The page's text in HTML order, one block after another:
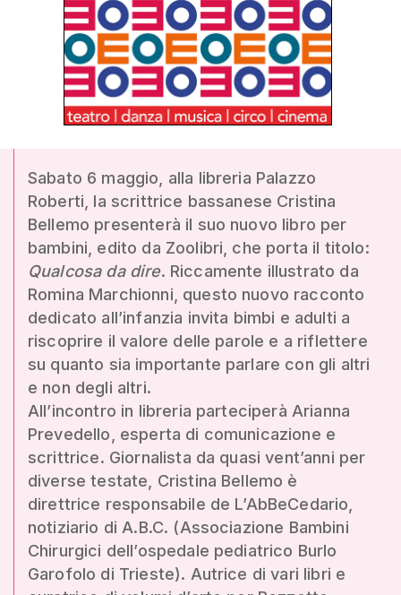
Sabato 6 maggio, alla libreria Palazzo
Roberti, la scrittrice bassanese Cristina
Bellemo presenterà il suo nuovo libro per
bambini, edito da Zoolibri, che porta il titolo:
Qualcosa da dire. Riccamente illustrato da
Romina Marchionni, questo nuovo racconto
dedicato all’infanzia invita bimbi e adulti a
riscoprire il valore delle parole e a riflettere
su quanto sia importante parlare con gli altri
e non degli altri.
All’incontro in libreria parteciperà Arianna
Prevedello, esperta di comunicazione e
scrittrice. Giornalista da quasi vent’anni per
diverse testate, Cristina Bellemo è
direttrice responsabile de L’AbBeCedario,
notiziario di A.B.C. (Associazione Bambini
Chirurgici dell’ospedale pediatrico Burlo
Garofolo di Trieste). Autrice di vari libri e